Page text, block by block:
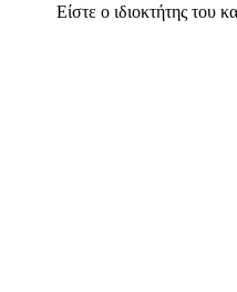
Είστε ο ιδιοκτήτης του